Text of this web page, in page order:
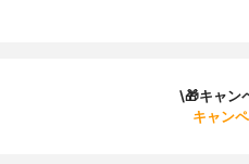
\🎁キャン
キャン